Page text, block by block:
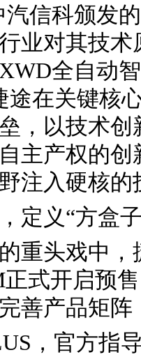
信科颁发
业对其技
全自动
途在关键核
，以技术
主产权的
注入硬核的
定义“方盒
重头戏中
式开启预
善产品矩
，官方指